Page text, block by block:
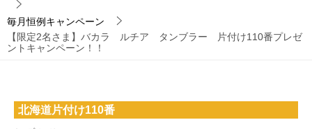
毎月恒例キャンペーン
【限定2名さま】バカラ ルチア タンブラー 片付け110番プレゼ
ントキャンペーン！！
北海道片付け110番